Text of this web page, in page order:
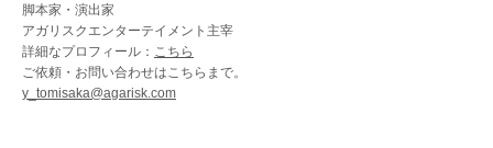
脚本家・演出家
アガリスクエンターテイメント主宰
詳細なプロフィール： こちら
ご依頼・お問い合わせはこちらまで。
y_tomisaka@agarisk.com